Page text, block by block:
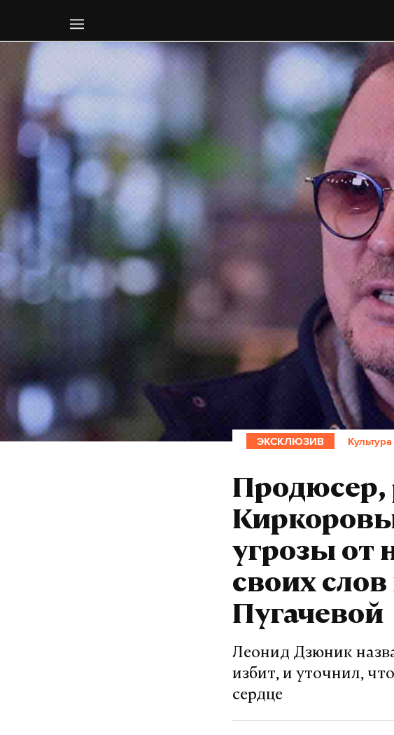
ЭКСКЛЮЗИВ Культура
Продюсер,
угрозы от
своих
Пугачевой
Леонид Дзюник
избит, и уточнил,
сердце